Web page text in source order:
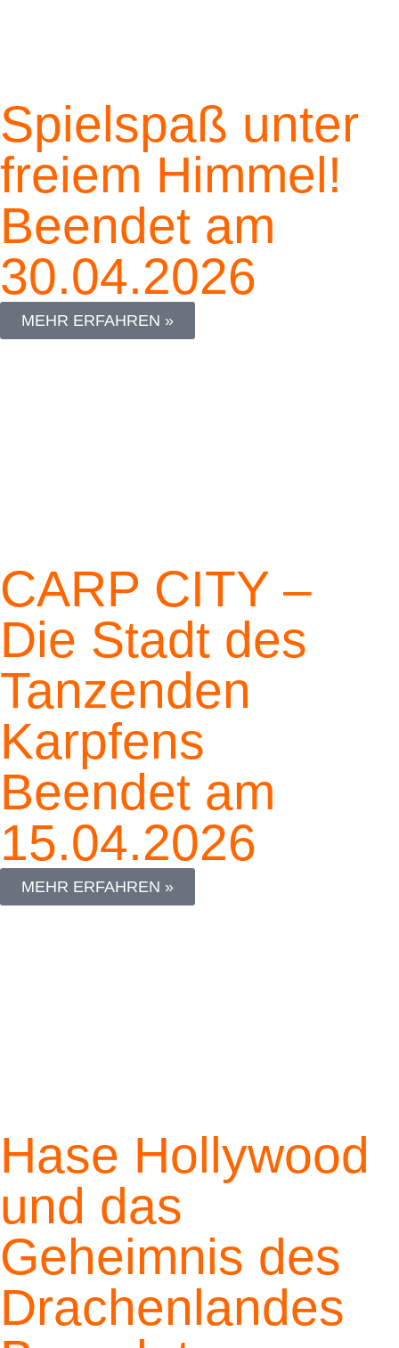
Spielspaß unter
freiem Himmel!
Beendet am
30.04.2026
MEHR ERFAHREN »
CARP CITY –
Die Stadt des
Tanzenden
Karpfens
Beendet am
15.04.2026
MEHR ERFAHREN »
Hase Hollywood
und das
Geheimnis des
Drachenlandes